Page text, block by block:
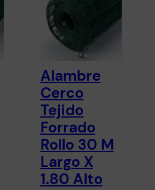
Alambre
Cerco
Tejido
Forrado
Rollo 30 M
Largo X
1.80 Alto